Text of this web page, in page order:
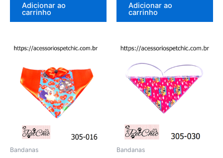
Adicionar ao
carrinho
Adicionar ao
carrinho
Bandanas Bandanas